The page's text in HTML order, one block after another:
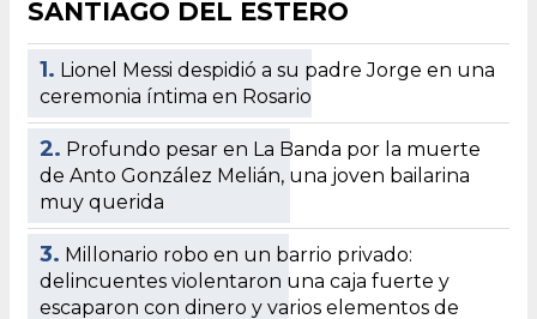
SANTIAGO DEL ESTERO
1. Lionel Messi despidió a su padre Jorge en una
ceremonia íntima en Rosario
2. Profundo pesar en La Banda por la muerte
de Anto González Melián, una joven bailarina
muy querida
3. Millonario robo en un barrio privado:
delincuentes violentaron una caja fuerte y
escaparon con dinero y varios elementos de